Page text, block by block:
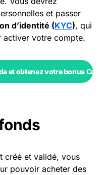
et passer
d’identité (KYC), qui
activer votre compte.
et obtenez votre bonus
créé et validé, vous
pouvoir acheter des